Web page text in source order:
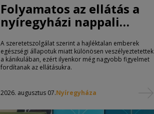
Folyamatos az ellátás a
nyíregyházi nappali
melegedőben
A szeretetszolgálat szerint a hajléktalan emberek
egészségi állapotuk miatt különösen veszélyeztetettek
a kánikulában, ezért ilyenkor még nagyobb figyelmet
fordítanak az ellátásukra.
2026. augusztus 07.Nyíregyháza